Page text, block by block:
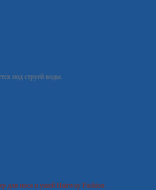
под струей воды.
для носа и ушей Hairway Fashion